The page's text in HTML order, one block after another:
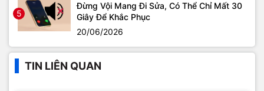
5
Đừng Vội Mang Đi Sửa, Có Thể Chỉ Mất 30
Giây Để Khắc Phục
20/06/2026
TIN LIÊN QUAN